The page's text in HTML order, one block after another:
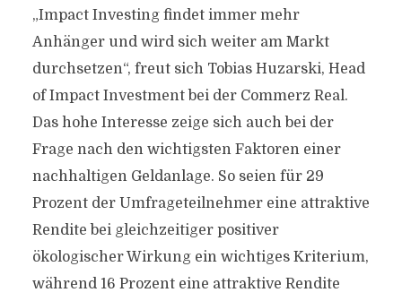
„Impact Investing findet immer mehr
Anhänger und wird sich weiter am Markt
durchsetzen“, freut sich Tobias Huzarski, Head
of Impact Investment bei der Commerz Real.
Das hohe Interesse zeige sich auch bei der
Frage nach den wichtigsten Faktoren einer
nachhaltigen Geldanlage. So seien für 29
Prozent der Umfrageteilnehmer eine attraktive
Rendite bei gleichzeitiger positiver
ökologischer Wirkung ein wichtiges Kriterium,
während 16 Prozent eine attraktive Rendite